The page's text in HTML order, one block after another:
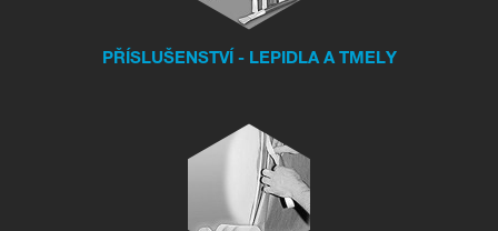
PŘÍSLUŠENSTVÍ - LEPIDLA A TMELY